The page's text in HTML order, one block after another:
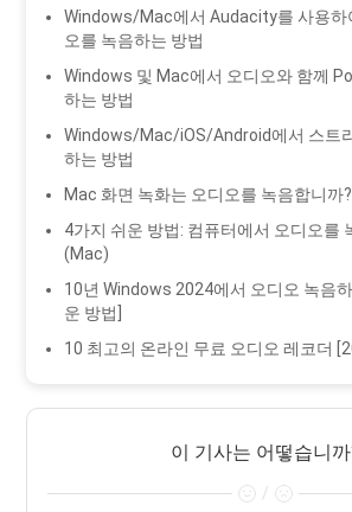
Windows/Mac에서 Audacity를 사용하
오를 녹음하는 방법
Windows 및 Mac에서 오디오와 함께
하는 방법
Windows/Mac/iOS/Android에서 스트
하는 방법
Mac 화면 녹화는 오디오를 녹음합니까?
4가지 쉬운 방법: 컴퓨터에서 오디오를
(Mac)
10년 Windows 2024에서 오디오 녹음
운 방법]
10 최고의 온라인 무료 오디오 레코더
이 기사는 어떻습니
/